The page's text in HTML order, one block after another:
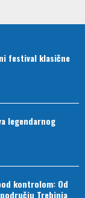
festival klasične
legendarnog
kontrolom: Od
Trebinja